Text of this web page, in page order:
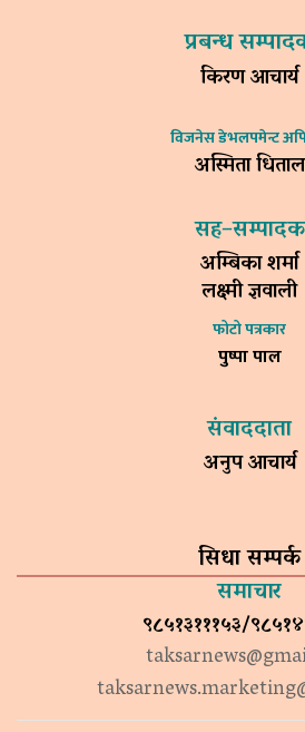
प्रबन्ध
किरण आचार्य
विजनेस डेभलपमेन्ट
अस्मिता धिताल
सह–सम्पादक
अम्बिका शर्मा
लक्ष्मी ज्ञवाली
फोटो पत्रकार
पुष्पा पाल
संवाददाता
अनुप आचार्य
सिधा सम्पर्क
समाचार
९८५१३१११५३/